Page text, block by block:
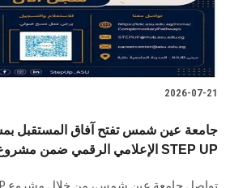
2026-07-21
جامعة عين شمس تفتح آفاق المستقبل
الإعلامي الرقمي ضمن مشروع STEP UP